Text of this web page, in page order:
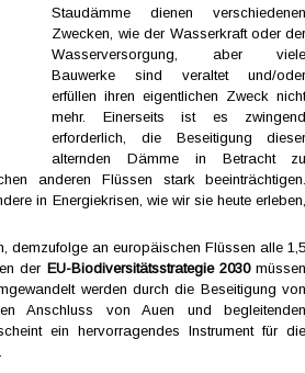
Staudämme dienen verschiedenen
Zwecken, wie der Wasserkraft oder der
Wasserversorgung, aber viele
Bauwerke sind veraltet und/oder
erfüllen ihren eigentlichen Zweck
mehr. Einerseits ist es zwingend
erforderlich, die Beseitigung dieser
alternden Dämme in Betracht zu
anderen Flüssen stark beeinträchtigen.
in Energiekrisen, wie wir sie heute erleben,
demzufolge an europäischen Flüssen alle 1,5
der EU-Biodiversitätsstrategie 2030müssen
werden durch die Beseitigung von
Anschluss von Auen und begleitenden
ein hervorragendes Instrument für die